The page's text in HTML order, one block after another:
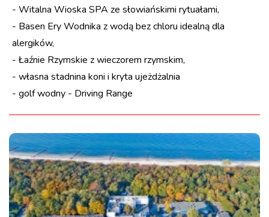
- Witalna Wioska SPA ze słowiańskimi rytuałami,
- Basen Ery Wodnika z wodą bez chloru idealną dla
alergików,
- Łaźnie Rzymskie z wieczorem rzymskim,
- własna stadnina koni i kryta ujeżdżalnia
- golf wodny - Driving Range